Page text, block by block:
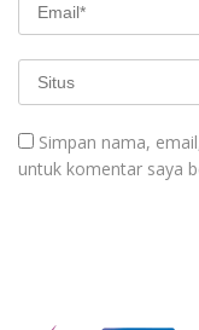
Simpan nama,
untuk komentar saya